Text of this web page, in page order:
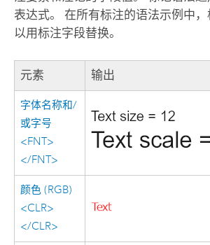
表达式。 在所有标注的语法示例中
以用标注字段替换。
元素 输出
字体名称和/
或字号
<FNT>
</FNT>
颜色 (RGB)
<CLR>
</CLR>